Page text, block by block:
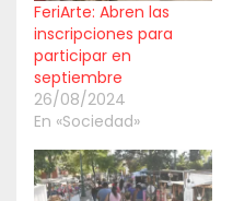
FeriArte: Abren las
inscripciones para
participar en
septiembre
26/08/2024
En «Sociedad»